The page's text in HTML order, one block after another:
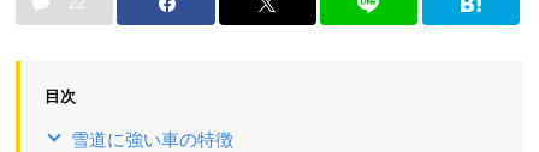
目次
雪道に強い車の特徴